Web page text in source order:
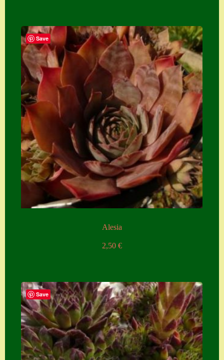
Save
Alesia
2,50 €
Save